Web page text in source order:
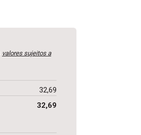
valores sujeitos a
32,69
32,69